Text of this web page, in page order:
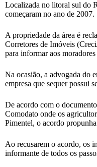
Localizada no litoral sul do
começaram no ano de 2007.
A propriedade da área é
Corretores de Imóveis
para informar aos
Na ocasião, a advogada do
empresa que sequer possui
De acordo com o
Comodato onde os
Pimentel, o acordo
Ao recusarem o acordo, os
informante de todos os